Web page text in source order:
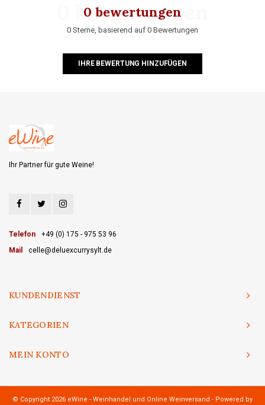
0 bewertungen
0 bewertungen
0 Sterne, basierend auf 0 Bewertungen
IHRE BEWERTUNG HINZUFÜGEN
Ihr Partner für gute Weine!
Telefon
+49 (0) 175 - 975 53 96
Mail
celle@deluexcurrysylt.de
KUNDENDIENST
KATEGORIEN
MEIN KONTO
© Copyright 2026 eWine - Weinhandel und Online Weinversand - Powered by